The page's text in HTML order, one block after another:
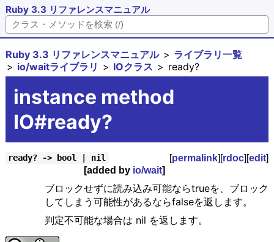
Ruby 3.3 リファレンスマニュアル
Ruby 3.3 リファレンスマニュアル
ライブラリ一覧
io/waitライブラリ
IOクラス ready?
instance method
IO#ready?
ready? -> bool | nil [permalink][rdoc][edit]
[added by io/wait]
ブロックせずに読み込み可能ならtrueを、ブロック
してしまう可能性があるならfalseを返します。
判定不可能な場合は nil を返します。